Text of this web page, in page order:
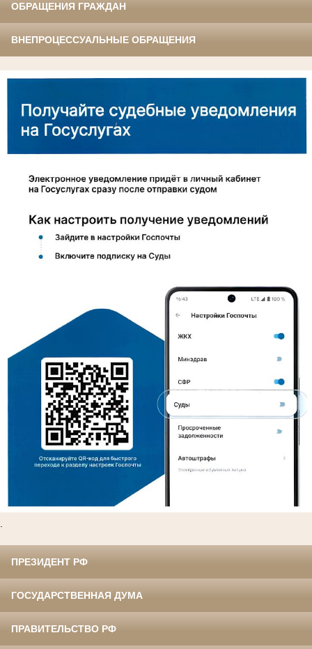
ОБРАЩЕНИЯ ГРАЖДАН
ВНЕПРОЦЕССУАЛЬНЫЕ ОБРАЩЕНИЯ
ПРЕЗИДЕНТ РФ
ГОСУДАРСТВЕННАЯ ДУМА
ПРАВИТЕЛЬСТВО РФ